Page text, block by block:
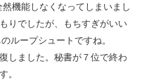
機能しなく なってしまいまし
りでしたが、もちすぎがいい
ループシュートですね。
しました。秘書が７位で終わ
。